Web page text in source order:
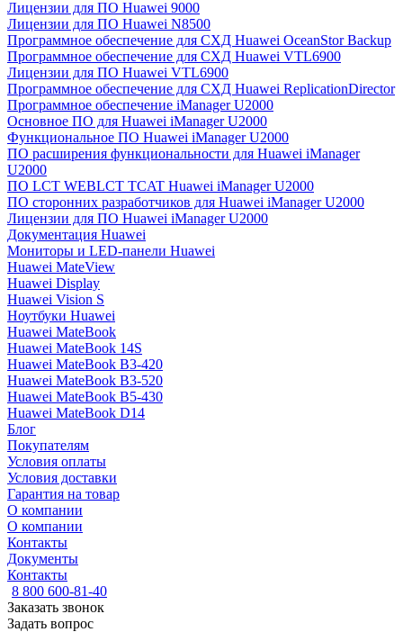
Лицензии для ПО Huawei 9000
Лицензии для ПО Huawei N8500
Программное обеспечение для СХД Huawei OceanStor Backup
Программное обеспечение для СХД Huawei VTL6900
Лицензии для ПО Huawei VTL6900
Программное обеспечение для СХД Huawei ReplicationDirector
Программное обеспечение iManager U2000
Основное ПО для Huawei iManager U2000
Функциональное ПО Huawei iManager U2000
ПО расширения функциональности для Huawei iManager
U2000
ПО LCT WEBLCT TCAT Huawei iManager U2000
ПО сторонних разработчиков для Huawei iManager U2000
Лицензии для ПО Huawei iManager U2000
Документация Huawei
Мониторы и LED-панели Huawei
Huawei MateView
Huawei Display
Huawei Vision S
Ноутбуки Huawei
Huawei MateBook
Huawei MateBook 14S
Huawei MateBook B3-420
Huawei MateBook B3-520
Huawei MateBook B5-430
Huawei MateBook D14
Блог
Покупателям
Условия оплаты
Условия доставки
Гарантия на товар
О компании
О компании
Контакты
Документы
Контакты
8 800 600-81-40
Заказать звонок
Задать вопрос